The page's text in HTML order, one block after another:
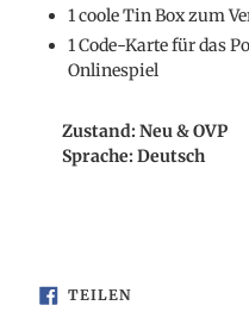
1 coole Tin Box zum
1 Code-Karte für das
Onlinespiel
Zustand: Neu & OVP
Sprache: Deutsch
TEILENAUF
FACEBOOK